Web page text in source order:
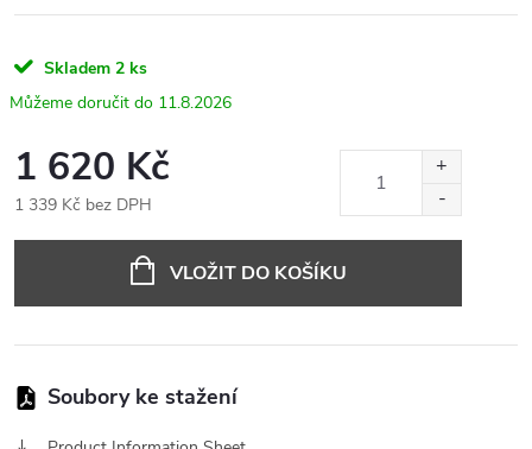
Skladem 2 ks
11.8.2026
1 620 Kč
1 339 Kč bez DPH
VLOŽIT DO KOŠÍKU